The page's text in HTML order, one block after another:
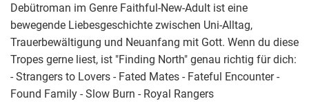
Debütroman im Genre Faithful-New-Adult ist eine
bewegende Liebesgeschichte zwischen Uni-Alltag,
Trauerbewältigung und Neuanfang mit Gott. Wenn du diese
Tropes gerne liest, ist "Finding North" genau richtig für dich:
- Strangers to Lovers - Fated Mates - Fateful Encounter -
Found Family - Slow Burn - Royal Rangers